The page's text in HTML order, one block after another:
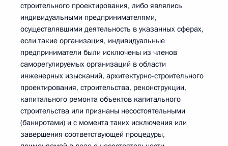
строительного проектирования, либо являлись
индивидуальными предпринимателями,
осуществлявшими деятельность в указанных сферах,
если такие организация, индивидуальные
предприниматели были исключены из членов
саморегулируемых организаций в области
инженерных изысканий, архитектурно-строительного
проектирования, строительства, реконструкции,
капитального ремонта объектов капитального
строительства или признаны несостоятельными
(банкротами) и с момента таких исключения или
завершения соответствующей процедуры,